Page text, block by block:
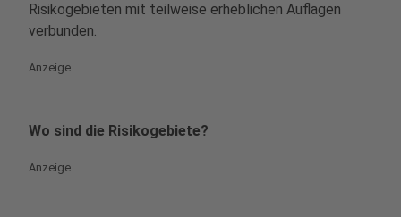
Risikogebieten mit teilweise erheblichen Auflagen
verbunden.
Anzeige
Wo sind die Risikogebiete?
Anzeige